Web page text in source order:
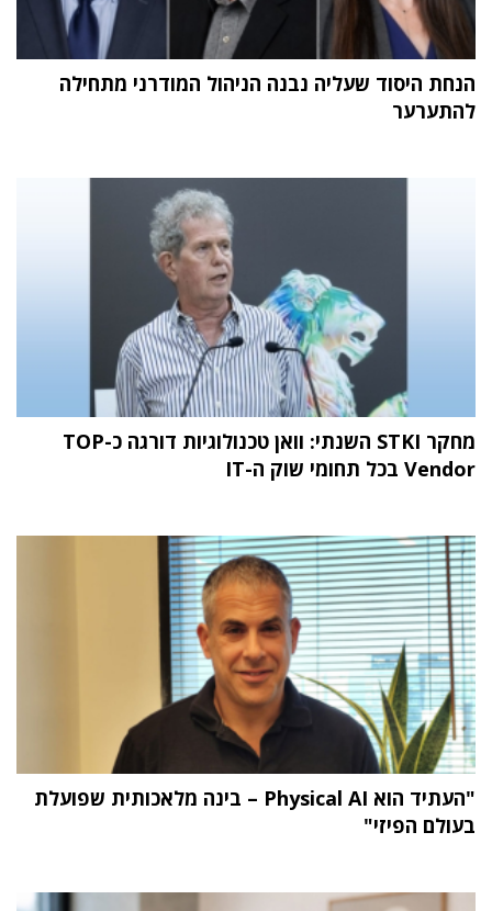
הנחת היסוד שעליה נבנה הניהול המודרני מתחילה
להתערער
מחקר STKI השנתי: וואן טכנולוגיות דורגה כ-TOP
Vendor בכל תחומי שוק ה-IT
"העתיד הוא Physical AI – בינה מלאכותית שפועלת
בעולם הפיזי"